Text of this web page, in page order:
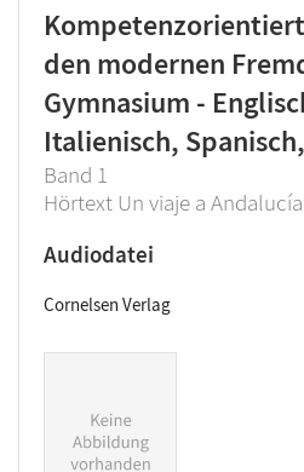
den modernen
Gymnasium -
Italienisch,
Band 1
Hörtext Un viaje a Andalucía
Audiodatei
Cornelsen Verlag